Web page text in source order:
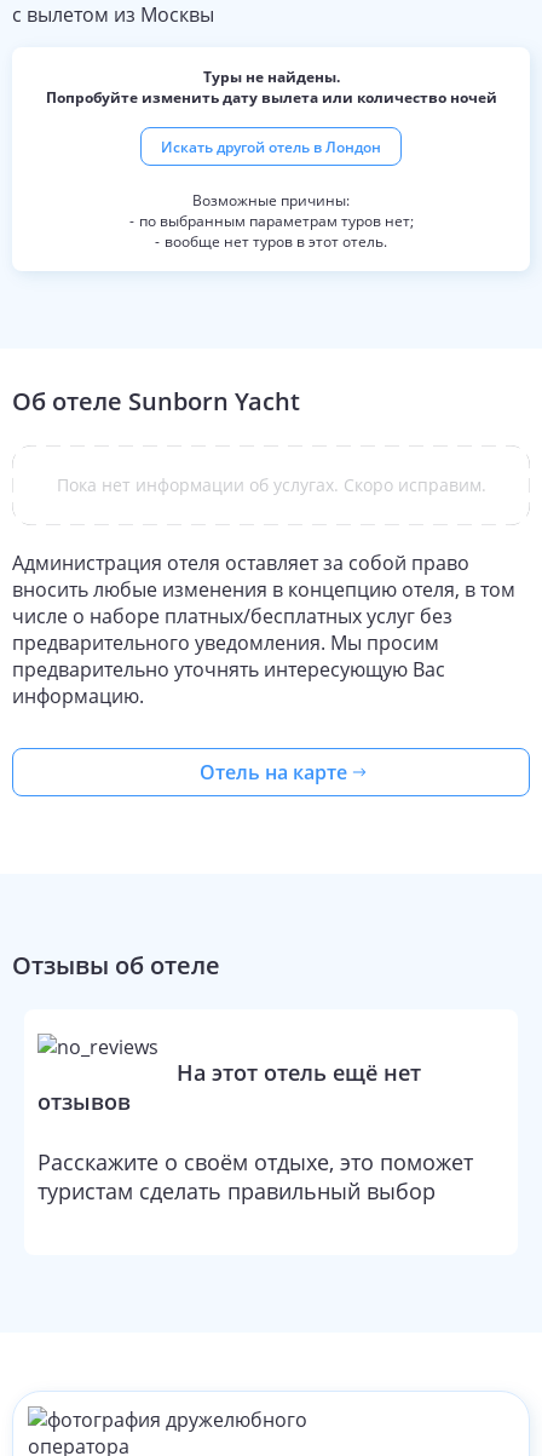
с вылетом из Москвы
Туры не найдены.
Попробуйте изменить дату вылета или количество ночей
Искать другой отель вЛондон
по выбранным параметрам туров нет;
вообще нет туров в этот отель.
Об отеле Sunborn Yacht
Пока нет информации об услугах. Скоро исправим.
Администрация отеля оставляет за собой право
вносить любые изменения в концепцию отеля, в том
числе о наборе платных/бесплатных услуг без
предварительного уведомления. Мы просим
предварительно уточнять интересующую Вас
информацию.
Отель на карте
Отзывы об отеле
На этот отель ещё нет
отзывов
Расскажите о своём отдыхе, это поможет
туристам сделать правильный выбор